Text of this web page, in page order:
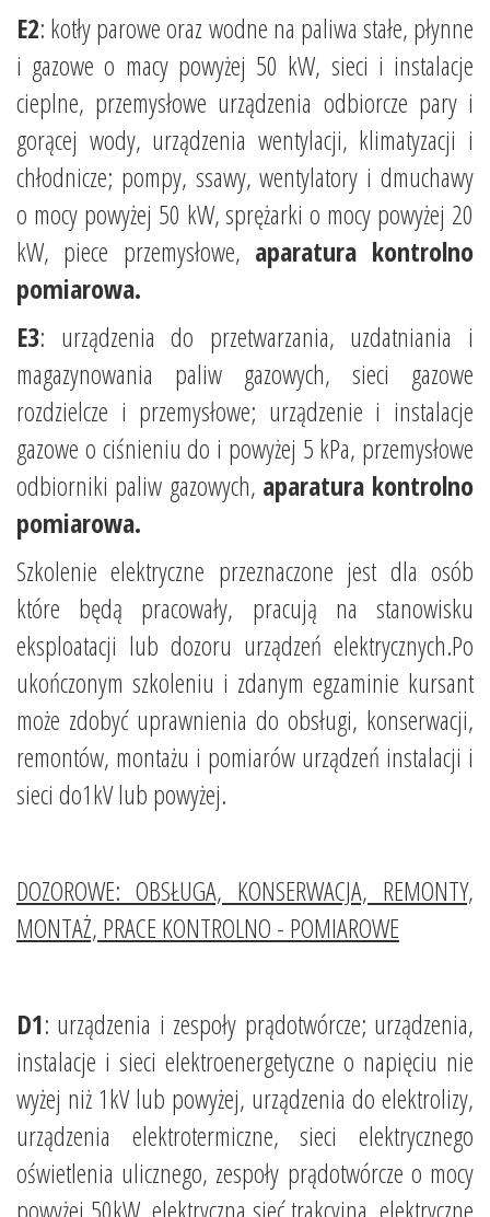
E2: kotły parowe oraz wodne na paliwa stałe, płynne
i gazowe o macy powyżej 50 kW, sieci i instalacje
cieplne, przemysłowe urządzenia odbiorcze pary i
gorącej wody, urządzenia wentylacji, klimatyzacji i
chłodnicze; pompy, ssawy, wentylatory i dmuchawy
o mocy powyżej 50 kW, sprężarki o mocy powyżej 20
kW, piece przemysłowe, aparatura kontrolno
pomiarowa.
E3: urządzenia do przetwarzania, uzdatniania i
magazynowania paliw gazowych, sieci gazowe
rozdzielcze i przemysłowe; urządzenie i instalacje
gazowe o ciśnieniu do i powyżej 5 kPa, przemysłowe
odbiorniki paliw gazowych, aparatura kontrolno
pomiarowa.
Szkolenie elektryczne przeznaczone jest dla osób
które będą pracowały, pracują na stanowisku
eksploatacji lub dozoru urządzeń elektrycznych.Po
ukończonym szkoleniu i zdanym egzaminie kursant
może zdobyć uprawnienia do obsługi, konserwacji,
remontów, montażu i pomiarów urządzeń instalacji i
sieci do1kV lub powyżej.
DOZOROWE: OBSŁUGA, KONSERWACJA, REMONTY,
MONTAŻ, PRACE KONTROLNO - POMIAROWE
D1: urządzenia i zespoły prądotwórcze; urządzenia,
instalacje i sieci elektroenergetyczne o napięciu nie
wyżej niż 1kV lub powyżej, urządzenia do elektrolizy,
urządzenia elektrotermiczne, sieci elektrycznego
oświetlenia ulicznego, zespoły prądotwórcze o mocy